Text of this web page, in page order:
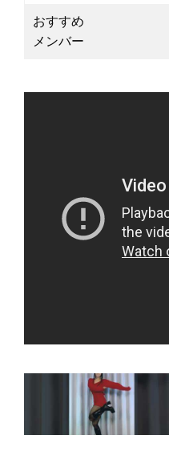
おすすめ
メンバー